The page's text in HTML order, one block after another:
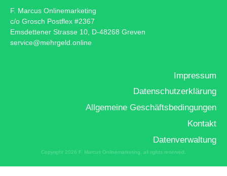
F. Marcus Onlinemarketing
c/o Grosch Postflex #2367
Emsdettener Strasse 10, D-48268 Greven
service@mehrgeld.online
Impressum
Datenschutzerklärung
Allgemeine Geschäftsbedingungen
Kontakt
Datenverwaltung
Copyright 2026 F. Marcus Onlinemarketing , all rights reserved.